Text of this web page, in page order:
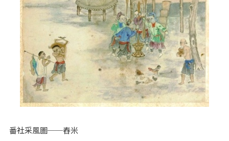
番社采風圖──舂米